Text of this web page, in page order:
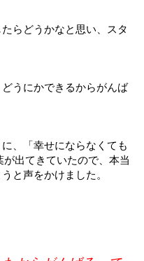
らどうかなと思い、スタ
うにかできるからがんば
、「幸せにならなくても
出てきていたので、本当
と声をかけました。